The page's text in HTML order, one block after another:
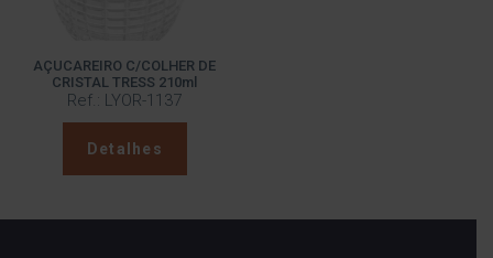
AÇUCAREIRO C/COLHER DE
CRISTAL TRESS 210ml
Ref.: LYOR-1137
Detalhes